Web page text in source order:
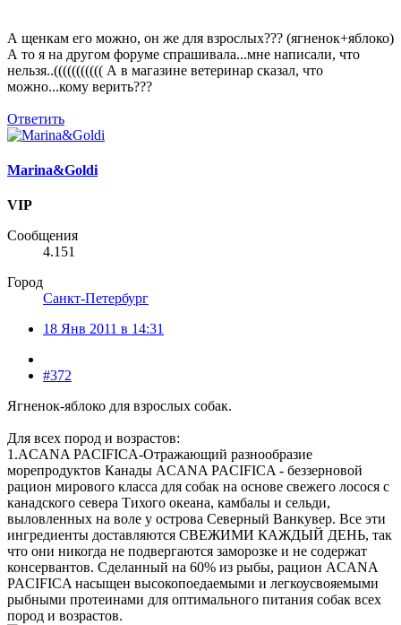
А щенкам его можно, он же для взрослых??? (ягненок+яблоко)
А то я на другом форуме спрашивала...мне написали, что
нельзя..((((((((((( А в магазине ветеринар сказал, что
можно...кому верить???
Ответить
Marina&Goldi
VIP
Сообщения
4.151
Город
Санкт-Петербург
18 Янв 2011 в 14:31
#372
Ягненок-яблоко для взрослых собак.
Для всех пород и возрастов:
1.ACANA PACIFICA-Отражающий разнообразие
морепродуктов Канады ACANA PACIFICA - беззерновой
рацион мирового класса для собак на основе свежего лосося с
канадского севера Тихого океана, камбалы и сельди,
выловленных на воле у острова Северный Ванкувер. Все эти
ингредиенты доставляются СВЕЖИМИ КАЖДЫЙ ДЕНЬ, так
что они никогда не подвергаются заморозке и не содержат
консервантов. Сделанный на 60% из рыбы, рацион ACANA
PACIFICA насыщен высокопоедаемыми и легкоусвояемыми
рыбными протеинами для оптимального питания собак всех
пород и возрастов.